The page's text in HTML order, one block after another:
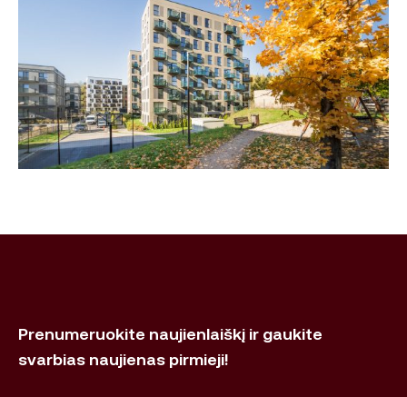
Prenumeruokite naujienlaiškį ir gaukite
svarbias naujienas pirmieji!